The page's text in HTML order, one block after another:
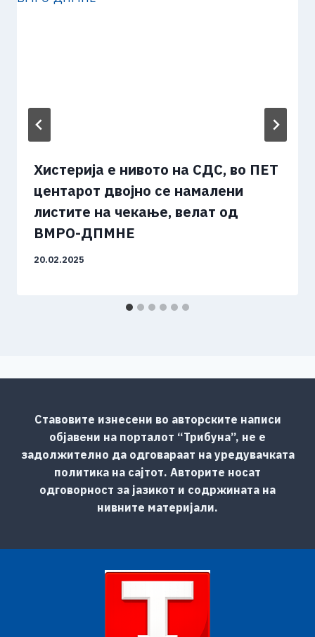
Хистерија е нивото на СДС, во ПЕТ
центарот двојно се намалени
листите на чекање, велат од
ВМРО-ДПМНЕ
20.02.2025
Ставовите изнесени во авторските написи
објавени на порталот “Трибуна”, не е
задолжително да одговараат на уредувачката
политика на сајтот. Авторите носат
одговорност за јазикот и содржината на
нивните материјали.